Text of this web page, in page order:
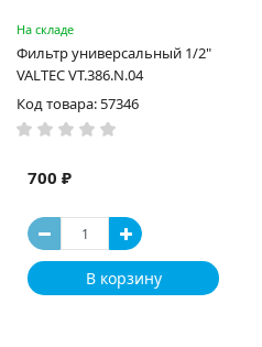
На складе
Фильтр универсальный 1/2"
VALTEC VT.386.N.04
Код товара: 57346
700 ₽
В корзину